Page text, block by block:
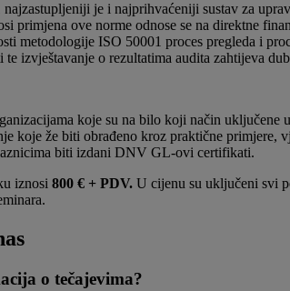
je i najprihvaćeniji sustav za
primjena ove norme odnose se na direktne
metodologije ISO 50001 proces pregleda i
te izvještavanje o rezultatima audita zahtijeva
koje su na bilo koji način
koje že biti obrađeno kroz praktične primjere,
biti izdani DNV GL-ovi certifikati.
iznosi 800 € + PDV. U cijenu su uključeni svi
o tečajevima?